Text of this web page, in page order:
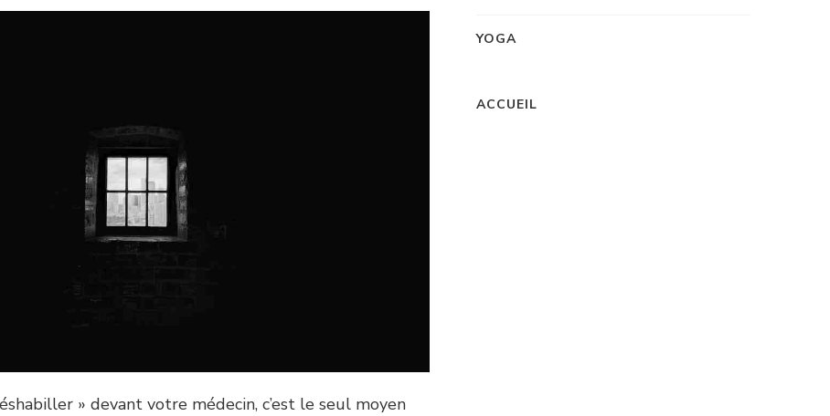
» devant votre médecin, c’est le seul moyen
YOGA
ACCUEIL